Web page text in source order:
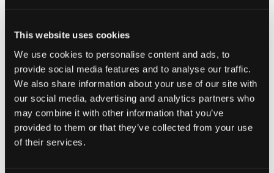
This website uses cookies
We use cookies to personalise content and ads, to
provide social media features and to analyse our traffic.
We also share information about your use of our site with
our social media, advertising and analytics partners who
may combine it with other information that you’ve
provided to them or that they’ve collected from your use
of their services.
128 cm 140 cm 152 cm 164 cm 176 cm
Opplevd størrelse
Liten Riktig